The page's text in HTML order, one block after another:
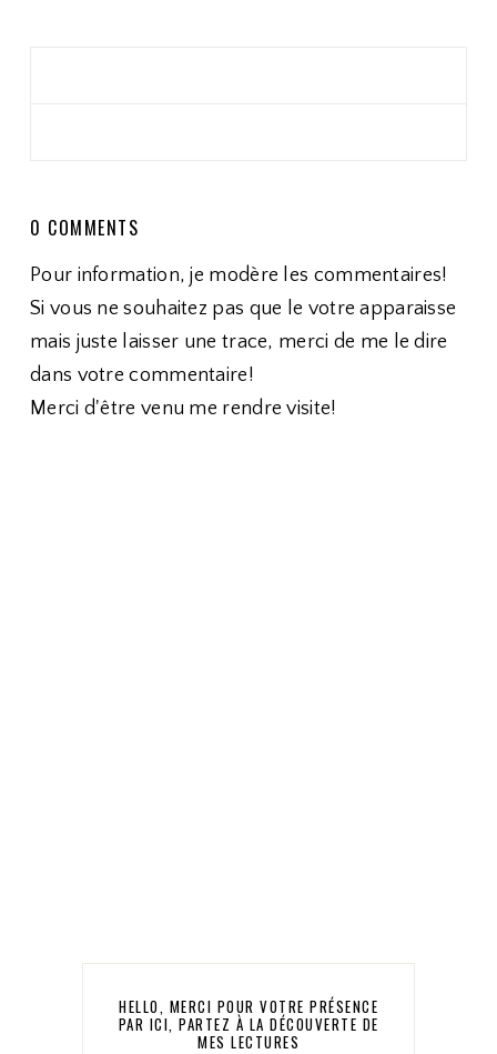
0 COMMENTS
Pour information, je modère les commentaires!
Si vous ne souhaitez pas que le votre apparaisse
mais juste laisser une trace, merci de me le dire
dans votre commentaire!
Merci d'être venu me rendre visite!
HELLO, MERCI POUR VOTRE PRÉSENCE
PAR ICI, PARTEZ À LA DÉCOUVERTE DE
MES LECTURES